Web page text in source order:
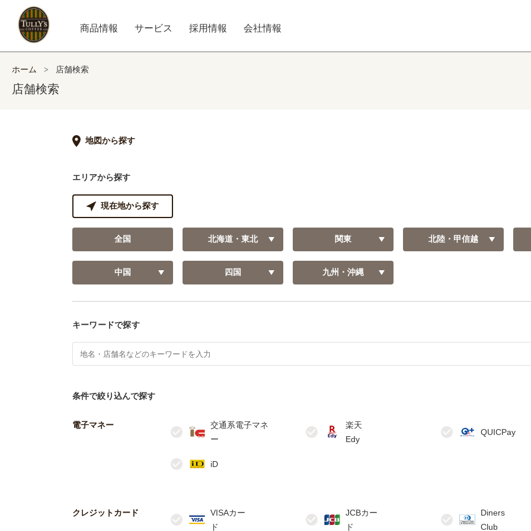
商品情報 サービス 採用情報 会社情報
ホーム > 店舗検索
店舗検索
地図から探す
エリアから探す
現在地から探す
全国 北海道・東北 関東 北陸・甲信越
中国 四国 九州・沖縄
キーワードで探す
条件で絞り込んで探す
電子マネー
交通系電子マネ
楽天
Edy
QUICPay
iD
クレジットカード
VISAカー
JCBカー
Diners
Club